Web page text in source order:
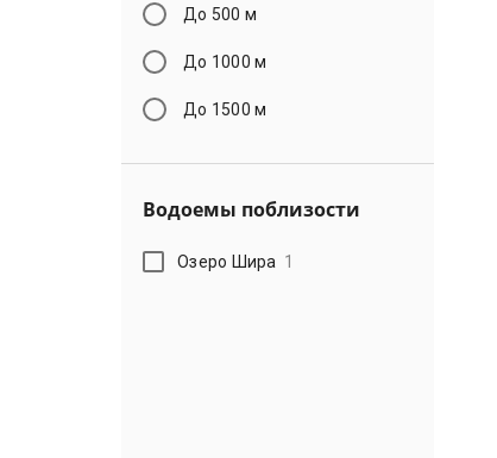
До 500 м
До 1000 м
До 1500 м
Водоемы поблизости
Озеро Шира 1